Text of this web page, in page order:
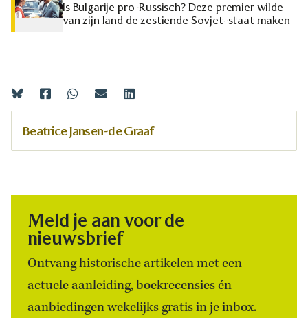
Is Bulgarije pro-Russisch? Deze premier wilde
van zijn land de zestiende Sovjet-staat maken
Beatrice Jansen-de Graaf
Meld je aan voor de
nieuwsbrief
Ontvang historische artikelen met een
actuele aanleiding, boekrecensies én
aanbiedingen wekelijks gratis in je inbox.